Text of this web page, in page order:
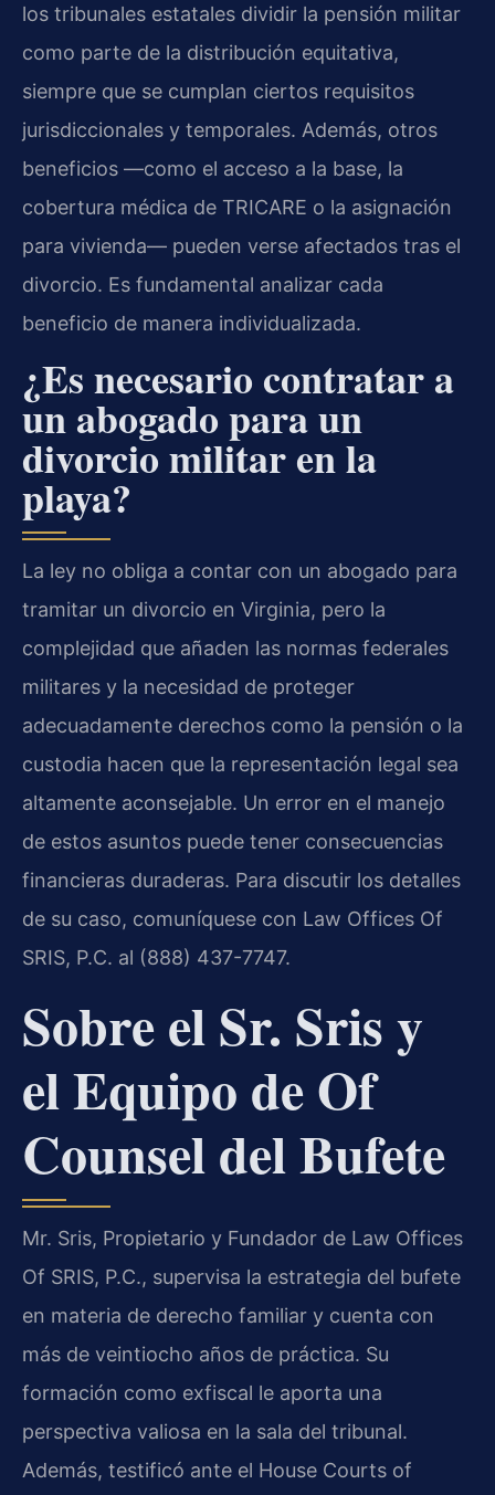
los tribunales estatales dividir la pensión militar
como parte de la distribución equitativa,
siempre que se cumplan ciertos requisitos
jurisdiccionales y temporales. Además, otros
beneficios —como el acceso a la base, la
cobertura médica de TRICARE o la asignación
para vivienda— pueden verse afectados tras el
divorcio. Es fundamental analizar cada
beneficio de manera individualizada.
¿Es necesario contratar a
un abogado para un
divorcio militar en la
playa?
La ley no obliga a contar con un abogado para
tramitar un divorcio en Virginia, pero la
complejidad que añaden las normas federales
militares y la necesidad de proteger
adecuadamente derechos como la pensión o la
custodia hacen que la representación legal sea
altamente aconsejable. Un error en el manejo
de estos asuntos puede tener consecuencias
financieras duraderas. Para discutir los detalles
de su caso, comuníquese con Law Offices Of
SRIS, P.C. al (888) 437-7747.
Sobre el Sr. Sris y
el Equipo de Of
Counsel del Bufete
Mr. Sris, Propietario y Fundador de Law Offices
Of SRIS, P.C., supervisa la estrategia del bufete
en materia de derecho familiar y cuenta con
más de veintiocho años de práctica. Su
formación como exfiscal le aporta una
perspectiva valiosa en la sala del tribunal.
Además, testificó ante el House Courts of